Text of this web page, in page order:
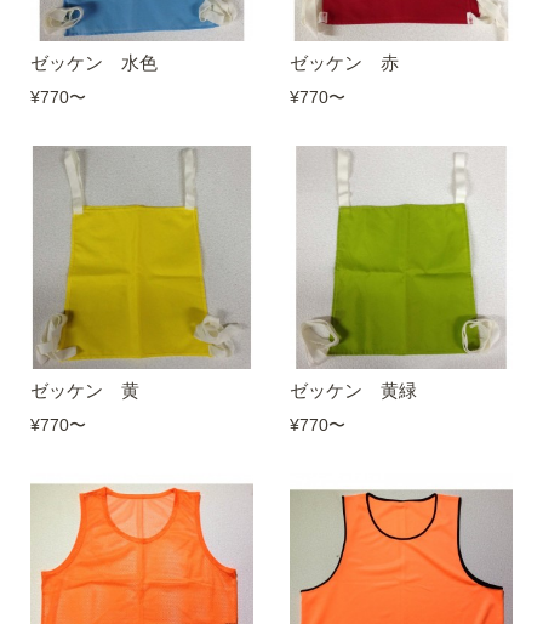
ゼッケン 水色
¥770〜
ゼッケン 赤
¥770〜
ゼッケン 黄
¥770〜
ゼッケン 黄緑
¥770〜